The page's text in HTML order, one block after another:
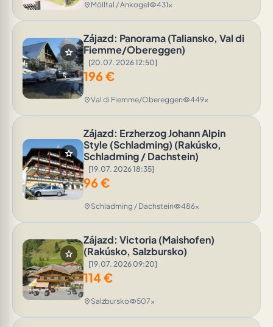
location_on Mölltal / Ankogelvisibility431x
star
Zájazd: Panorama (Taliansko, Val di
Fiemme/Obereggen)
[20.07. 2026 12:50]
196€
location_onVal di Fiemme/Obereggenvisibility449x
star
Zájazd: Erzherzog Johann Alpin
Style (Schladming) (Rakúsko,
Schladming / Dachstein)
[19.07. 2026 18:35]
96€
location_on Schladming / Dachsteinvisibility486x
star
Zájazd: Victoria (Maishofen)
(Rakúsko, Salzbursko)
[19.07. 2026 09:20]
114€
location_on Salzburskovisibility507x